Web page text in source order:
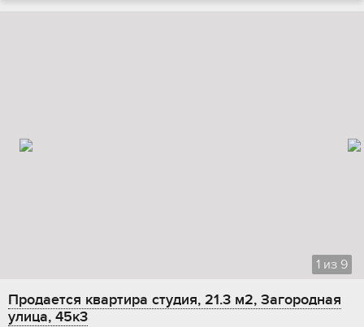
1 из 9
Продается квартира студия, 21.3 м2, Загородная
улица, 45к3